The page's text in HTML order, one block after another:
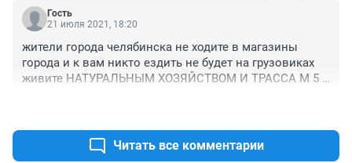
Гость
21 июля 2021, 18:20
жители города челябинска не ходите в магазины
города и к вам никто ездить не будет на грузовиках
живите НАТУРАЛЬНЫМ ХОЗЯЙСТВОМ И ТРАССА М 5
Читать все комментарии